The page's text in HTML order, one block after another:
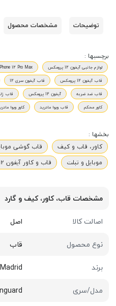
توضیحات مشخصات محصول
برچسبها :
لوازم جانبی آیفون 12 پرومکس 12 Pro Max
قاب آیفون 12 پرومکس
قاب آیفون سری 12
قاب ضد ضربه
آیفون 12 پرومکس قاب
کاور محکم
قاب ویوا مادرید کاور ویوا
بخشها :
کاور، قاب و کیف
قاب گوشی
موبایل و تبلت
قاب و کاور آیفون 12 پرو مکس
مشخصات قاب، کاور، کیف و گارد
اصالت کالا
اصل
نوع محصول
قاب
برند
مدل/سری